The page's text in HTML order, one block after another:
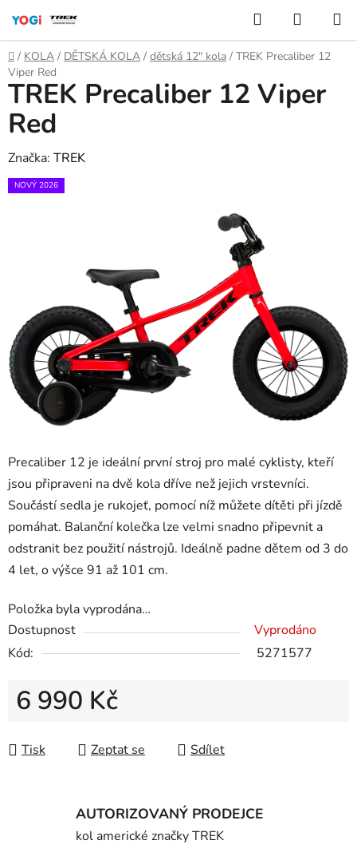
obsah
Hledat
KOŠÍK
Domů
/ KOLA / DĚTSKÁ KOLA / dětská 12" kola / TREK Precaliber 12
Viper Red
Precaliber 12 je ideální první stroj pro malé cyklisty, kteří
jsou připraveni na dvě kola dříve než jejich vrstevníci.
Součástí sedla je rukojeť, pomocí níž můžete dítěti při jízdě
pomáhat. Balanční kolečka lze velmi snadno připevnit a
odstranit bez použití nástrojů. Ideálně padne dětem od 3 do
4 let, o výšce 91 až 101 cm.
Položka byla vyprodána…
Dostupnost
Vyprodáno
Kód:
5271577
6 990 Kč
Tisk
Zeptat se Sdílet
TREK Precaliber 12 Viper
Red
Značka: TREK
NOVÝ 2026
AUTORIZOVANÝ PRODEJCE
kol americké značky TREK